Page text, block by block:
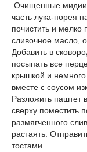
Очищенные мидии
часть лука-порея
почистить и мелко
сливочное масло,
Добавить в
посыпать все
крышкой и
вместе с соусом
Разложить паштет
сверху поместить
размягченного
растаять.
тостами.